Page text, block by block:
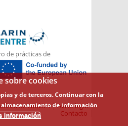
de prácticas de
Aviso legal
de cookies
Contacto
sobre cookies
y de terceros. Continuar con la
de información
información